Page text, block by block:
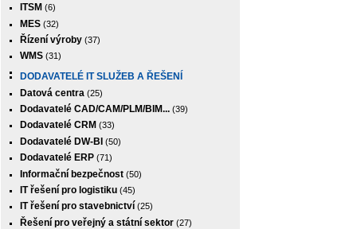
ITSM (6)
MES (32)
Řízení výroby (37)
WMS (31)
DODAVATELÉ IT SLUŽEB A ŘEŠENÍ
Datová centra (25)
Dodavatelé CAD/CAM/PLM/BIM... (39)
Dodavatelé CRM (33)
Dodavatelé DW-BI (50)
Dodavatelé ERP (71)
Informační bezpečnost (50)
IT řešení pro logistiku (45)
IT řešení pro stavebnictví (25)
Řešení pro veřejný a státní sektor (27)